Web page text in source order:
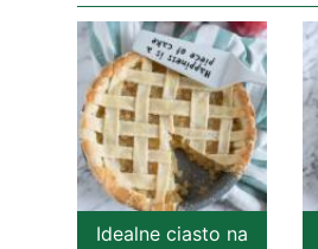
Idealne ciasto na